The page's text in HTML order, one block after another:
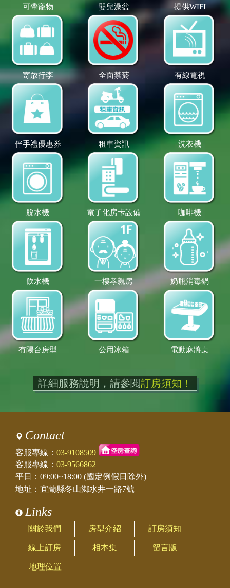
可帶寵物 嬰兒澡盆 提供WIFI
寄放行李 全面禁菸 有線電視
伴手禮優惠券 租車資訊 洗衣機
脫水機 電子化房卡設備 咖啡機
飲水機 一樓孝親房 奶瓶消毒鍋
有陽台房型 公用冰箱 電動麻將桌
詳細服務說明，請參閱訂房須知！
Contact
客服專線： 03-9108509
客服專線： 03-9566862
平日：09:00~18:00 (國定例假日除外)
地址：宜蘭縣冬山鄉水井一路7號
Links
關於我們 房型介紹 訂房須知
線上訂房 相本集 留言版
地理位置